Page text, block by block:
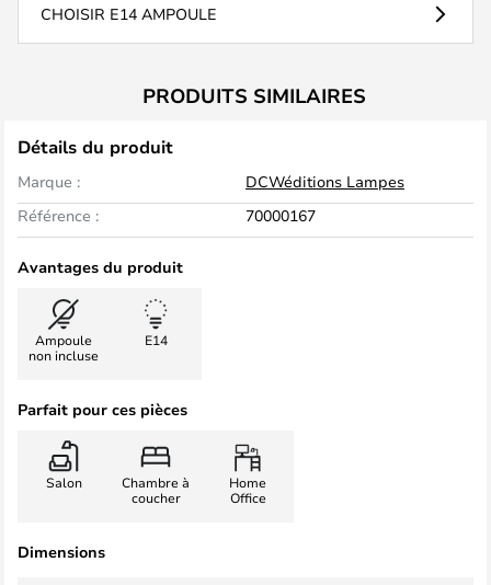
CHOISIR E14 AMPOULE
PRODUITS SIMILAIRES
Détails du produit
Marque :
DCWéditions Lampes
Référence :
70000167
Avantages du produit
Ampoule
non incluse
E14
Parfait pour ces pièces
Salon
Chambre à
coucher
Home
Office
Dimensions